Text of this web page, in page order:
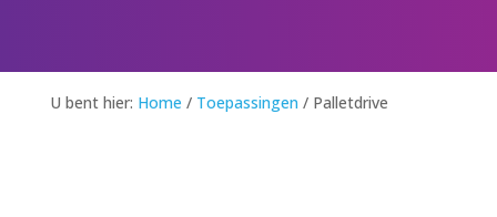
U bent hier: Home / Toepassingen/ Palletdrive